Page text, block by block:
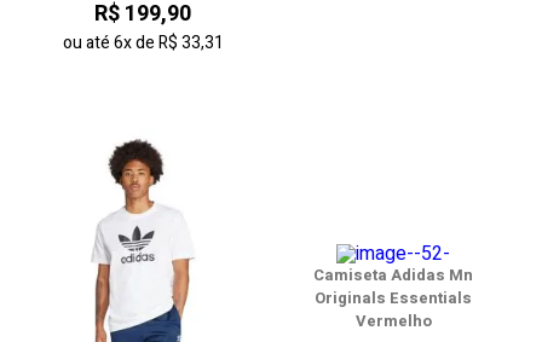
R$ 199,90
ou até6xdeR$ 33,31
Camiseta Adidas Mn
Originals Essentials
Vermelho